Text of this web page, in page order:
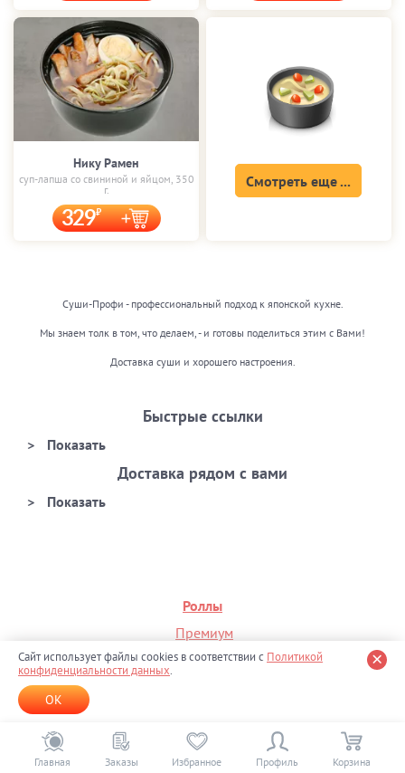
Нику Рамен
суп-лапша со свининой и яйцом, 350
г.
329
Смотреть еще ...
Суши-Профи - профессиональный подход к японской кухне.
Мы знаем толк в том, что делаем, - и готовы поделиться этим с Вами!
Доставка суши и хорошего настроения.
Быстрые ссылки
Доставка рядом с вами
Роллы
Премиум
Филадельфия
Главная Заказы Избранное Профиль Корзина
Сайт использует файлы cookies в соответствии с Политикой
конфиденциальности данных.
OK